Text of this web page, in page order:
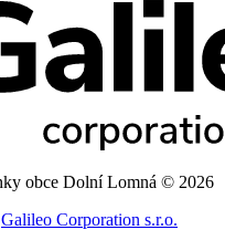
obce Dolní Lomná © 2026
Galileo Corporation s.r.o.